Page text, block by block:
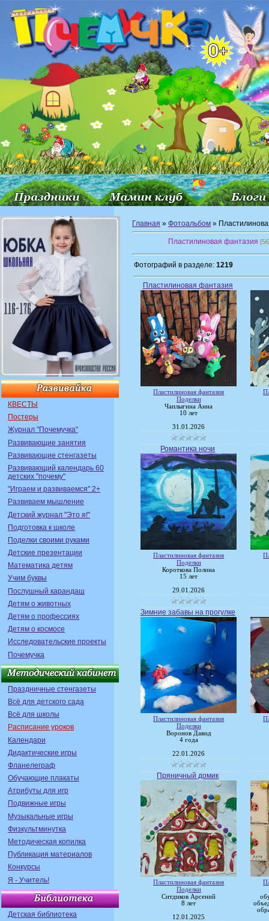
КВЕСТЫ
Постеры
Журнал "Почемучка"
Развивающие занятия
Развивающие стенгазеты
Развивающий календарь 60
детских "почему"
"Играем и развиваемся" 2+
Развиваем мышление
Детский журнал "Это я!"
Подготовка к школе
Поделки своими руками
Детские презентации
Математика детям
Учим буквы
Послушный карандаш
Детям о животных
Детям о профессиях
Детям о космосе
Исследовательские проекты
Почемучка
Праздничные стенгазеты
Всё для детского сада
Всё для школы
Расписание уроков
Календари
Дидактические игры
Фланелеграф
Обучающие плакаты
Атрибуты для игр
Подвижные игры
Музыкальные игры
Физкультминутка
Методическая копилка
Публикация материалов
Конкурсы
Я - Учитель!
Детская библиотека
Главная » Фотоальбом »
Пластилиновая фантазия
Фотографий в разделе: 1219
Пластилиновая фантазия
Пластилиновая фантазия
Поделки
Чаплыгина Анна
10 лет
31.01.2026
Романтика ночи
Пластилиновая фантазия
Поделки
Короткова Полина
15 лет
29.01.2026
Зимние забавы на прогулке
Пластилиновая фантазия
Поделки
Воронов Давид
4 года
22.01.2026
Пряничный домик
Пластилиновая фантазия
Поделки
Ситдиков Арсений
8 лет
12.01.2025